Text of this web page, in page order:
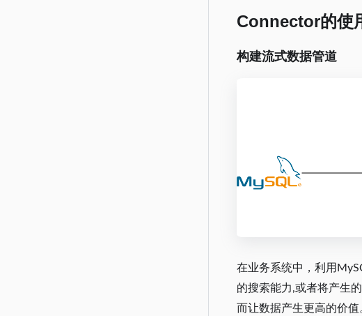
Connector的使
构建流式数据管道
在业务系统中，利用
的搜索能力,或者将产生
而让数据产生更高的价